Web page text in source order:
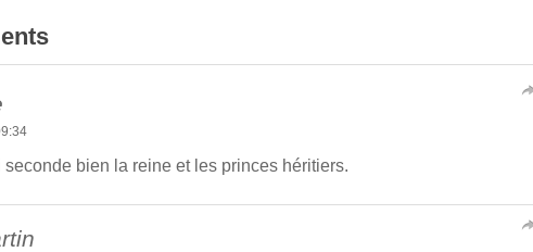
bien la reine et les princes héritiers.